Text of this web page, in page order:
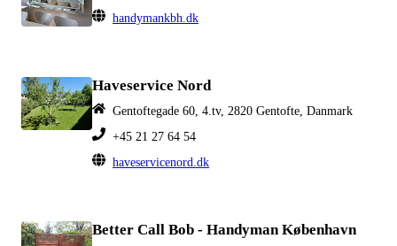
handymankbh.dk
Haveservice Nord
Gentoftegade 60, 4.tv, 2820 Gentofte, Danmark
+45 21 27 64 54
haveservicenord.dk
Better Call Bob - Handyman København